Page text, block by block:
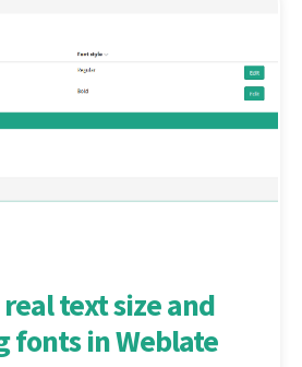
text size and
fonts in Weblate